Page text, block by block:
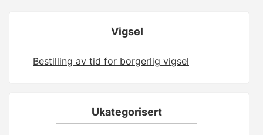
Vigsel
Bestilling av tid for borgerlig vigsel
Ukategorisert